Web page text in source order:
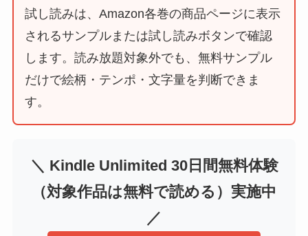
試し読みは、Amazon各巻の商品ページに表示
されるサンプルまたは試し読みボタンで確認
します。読み放題対象外でも、無料サンプル
だけで絵柄・テンポ・文字量を判断できま
す。
＼ Kindle Unlimited 30日間無料体験
（対象作品は無料で読める）実施中
／